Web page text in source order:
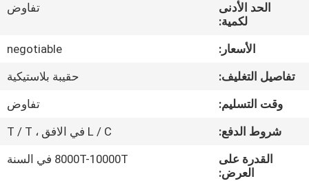
المعمل
الجودة
الحد الأدنى
لكمية:
تفاوض
الأسعار:
negotiable
تفاصيل التغليف:
حقيبة بلاستيكية
وقت التسليم:
تفاوض
شروط الدفع:
L / C في الافق ، T / T
القدرة على
العرض:
8000T-10000T في السنة